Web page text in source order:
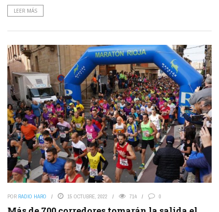
LEER MÁS
POR RADIO HARO 15 OCTUBRE, 2022 714 0